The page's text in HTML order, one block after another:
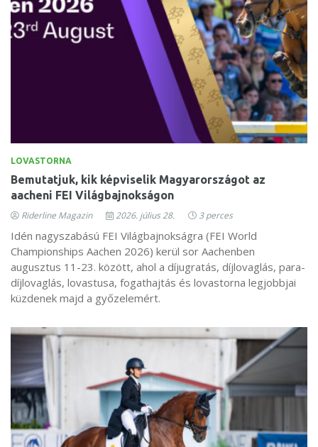
LOVASTORNA
Bemutatjuk, kik képviselik Magyarországot az
aacheni FEI Világbajnokságon
Riderline Magazin 2026. július 28. 3 perces
Idén nagyszabású FEI Világbajnokságra (FEI World
Championships Aachen 2026) kerül sor Aachenben
augusztus 11-23. között, ahol a díjugratás, díjlovaglás, para-
díjlovaglás, lovastusa, fogathajtás és lovastorna legjobbjai
küzdenek majd a győzelemért.